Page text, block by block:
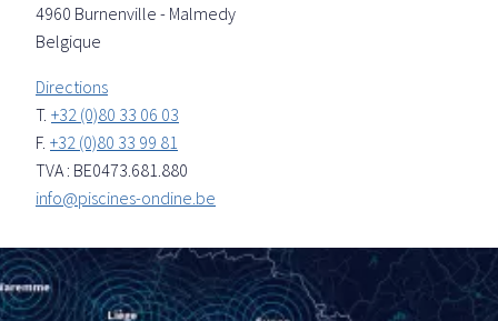
4960 Burnenville - Malmedy
Belgique
Directions
T. +32 (0)80 33 06 03
F. +32 (0)80 33 99 81
TVA : BE0473.681.880
info@piscines-ondine.be